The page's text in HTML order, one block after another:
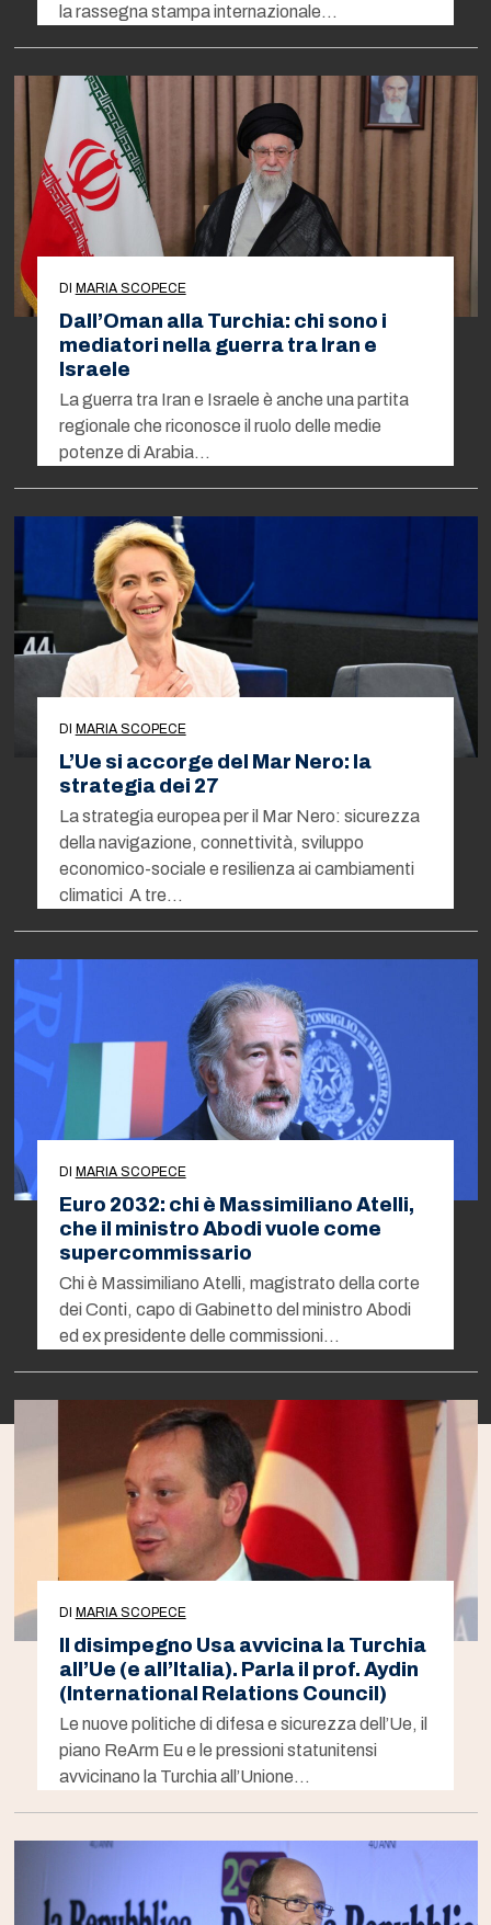
la rassegna stampa internazionale…
DI MARIA SCOPECE
Dall’Oman alla Turchia: chi sono i
mediatori nella guerra tra Iran e
Israele
La guerra tra Iran e Israele è anche una partita
regionale che riconosce il ruolo delle medie
potenze di Arabia…
DI MARIA SCOPECE
L’Ue si accorge del Mar Nero: la
strategia dei 27
La strategia europea per il Mar Nero: sicurezza
della navigazione, connettività, sviluppo
economico-sociale e resilienza ai cambiamenti
climatici A tre…
DI MARIA SCOPECE
Euro 2032: chi è Massimiliano Atelli,
che il ministro Abodi vuole come
supercommissario
Chi è Massimiliano Atelli, magistrato della corte
dei Conti, capo di Gabinetto del ministro Abodi
ed ex presidente delle commissioni…
DI MARIA SCOPECE
Il disimpegno Usa avvicina la Turchia
all’Ue (e all’Italia). Parla il prof. Aydin
(International Relations Council)
Le nuove politiche di difesa e sicurezza dell’Ue, il
piano ReArm Eu e le pressioni statunitensi
avvicinano la Turchia all’Unione…